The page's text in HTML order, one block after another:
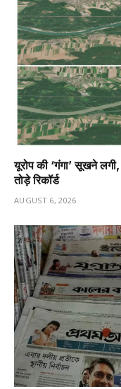
यूरोप की ‘गंगा’ सूखने
तोड़े रिकॉर्ड
AUGUST 6, 2026